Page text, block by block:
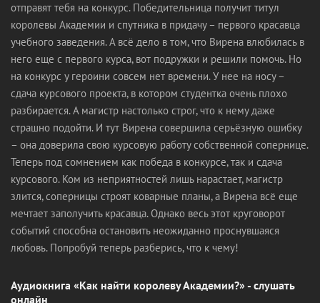
отправят тебя на конкурс. Победительница получит титул
королевы Академии и спутника в придачу – первого красавца
учебного заведения. А всё дело в том, что Вирена влюбилась в
него еще с первого курса, вот подружки и решили помочь. Но
на конкурс у героини совсем нет времени. У нее на носу –
сдача курсового проекта, в котором студентка очень плохо
разбирается. А магистр настолько строг, что к нему даже
страшно подойти. И тут Вирена совершила серьёзную ошибку
– она доверила свою курсовую работу собственной сопернице.
Теперь под сомнением как победа в конкурсе, так и сдача
курсового. Ком из неприятностей лишь нарастает, магистр
злится, соперницы строят коварные планы, а Вирена всё еще
мечтает заполучить красавца. Однако весь этот круговорот
событий способна остановить неожиданно проснувшаяся
любовь. Попробуй теперь разберись, что к чему!
Аудиокнига «Как найти королеву Академии?» - слушать
онлайн